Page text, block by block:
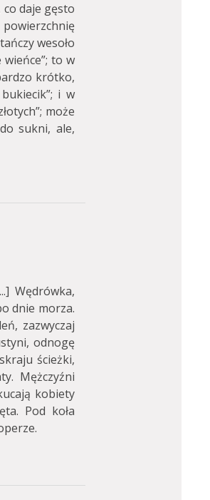
daje gęsto
wesoło
to w
krótko,
i w
może
sukni, ale,
Wędrówka,
dnie morza.
zazwyczaj
odnogę
ścieżki,
Mężczyźni
kobiety
Pod koła